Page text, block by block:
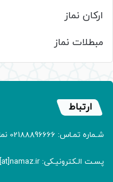
ارکان نماز
مبطلات نماز
ارتباط
شـماره تمـاس: 02188896666 نمابر: 02188905150
پسـت الـکترونیـکی: info[at]namaz.ir